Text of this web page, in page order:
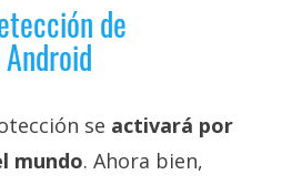
de
se activará por
mundo. Ahora bien,